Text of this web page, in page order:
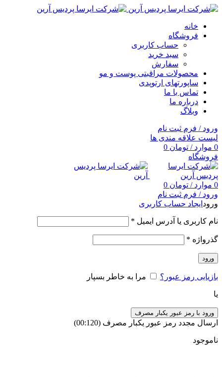
خانه
فروشگاه
حساب کاربری
سبد خرید
سفارش
محصولات مراقبتی پوست و مو
ساپورتهای ارتوپدی
تماس با ما
درباره ما
وبلاگ
ورود / فرم ثبت نام
لیست علاقه مندی ها
0 موارد / تومان
فروشگاه
0 موارد / تومان
ورود / فرم ثبت نام
ورود ایجاد حساب کاربری
نام کاربری یا آدرس ایمیل *
گذرواژه *
ورود
بازیابی رمز عبور؟ مرا به خاطر بسپار
یا
ورود با رمز عبور یکبار مصرف
ارسال مجدد رمز عبور یکبار مصرف (00:
120
)
ناموجود